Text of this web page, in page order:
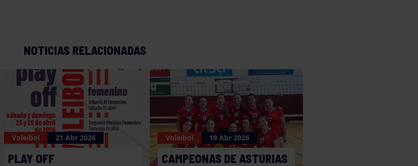
NOTICIAS RELACIONADAS
Voleibol 21 Abr 2026
PLAY OFF
Voleibol 19 Abr 2026
CAMPEONAS DE ASTURIAS